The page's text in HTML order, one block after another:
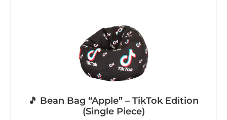
🎵 Bean Bag “Apple” – TikTok Edition
(Single Piece)